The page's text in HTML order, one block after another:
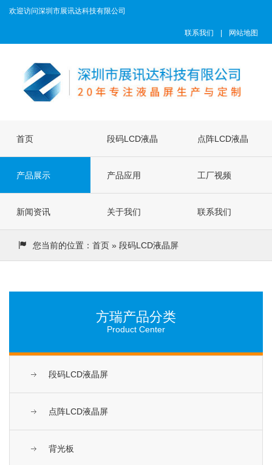
欢迎访问深圳市展讯达科技有限公司
联系我们 网站地图
首页 段码LCD液晶
屏
点阵LCD液晶
屏
产品展示 产品应用 工厂视频
新闻资讯 关于我们 联系我们
您当前的位置： 首页 » 段码LCD液晶屏
方瑞产品分类
Product Center
段码LCD液晶屏
点阵LCD液晶屏
背光板